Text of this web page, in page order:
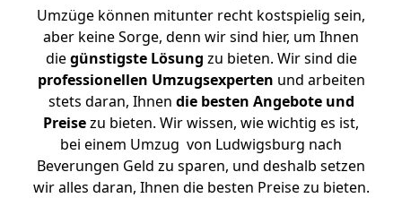
Umzüge können mitunter recht kostspielig sein,
aber keine Sorge, denn wir sind hier, um Ihnen
diegünstigste Lösung zu bieten. Wir sind die
professionellen Umzugsexperten und arbeiten
stets daran, Ihnen die besten Angebote und
Preisezu bieten. Wir wissen, wie wichtig es ist,
bei einem Umzug von Ludwigsburg nach
Beverungen Geld zu sparen, und deshalb setzen
wir alles daran, Ihnen die besten Preise zu bieten.